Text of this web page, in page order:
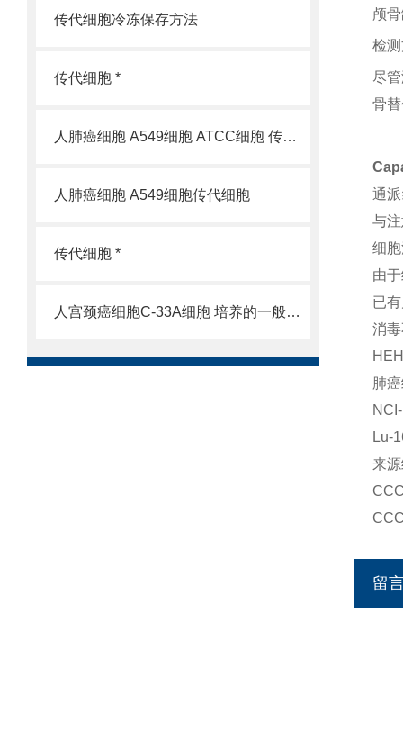
传代细胞冷冻保存方法
传代细胞 *
人肺癌细胞 A549细胞 ATCC细胞 传代细胞
人肺癌细胞 A549细胞传代细胞
传代细胞 *
人宫颈癌细胞C-33A细胞 培养的一般过程
颅
检
尽
骨
通
与
细
由
已
消
肺
Lu-
来
留